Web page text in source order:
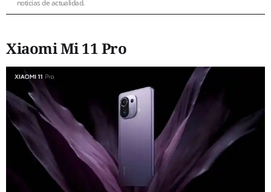
noticias de actualidad.
Xiaomi Mi 11 Pro